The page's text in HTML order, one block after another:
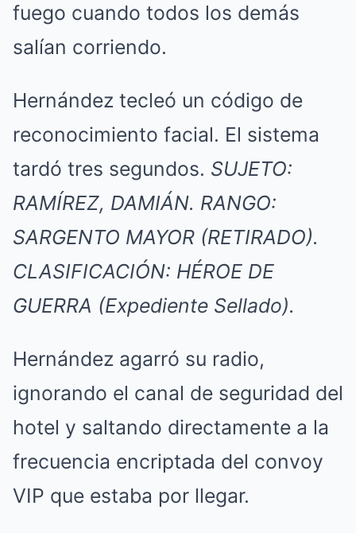
fuego cuando todos los demás
salían corriendo.
Hernández tecleó un código de
reconocimiento facial. El sistema
tardó tres segundos. SUJETO:
RAMÍREZ, DAMIÁN. RANGO:
SARGENTO MAYOR (RETIRADO).
CLASIFICACIÓN: HÉROE DE
GUERRA (Expediente Sellado).
Hernández agarró su radio,
ignorando el canal de seguridad del
hotel y saltando directamente a la
frecuencia encriptada del convoy
VIP que estaba por llegar.